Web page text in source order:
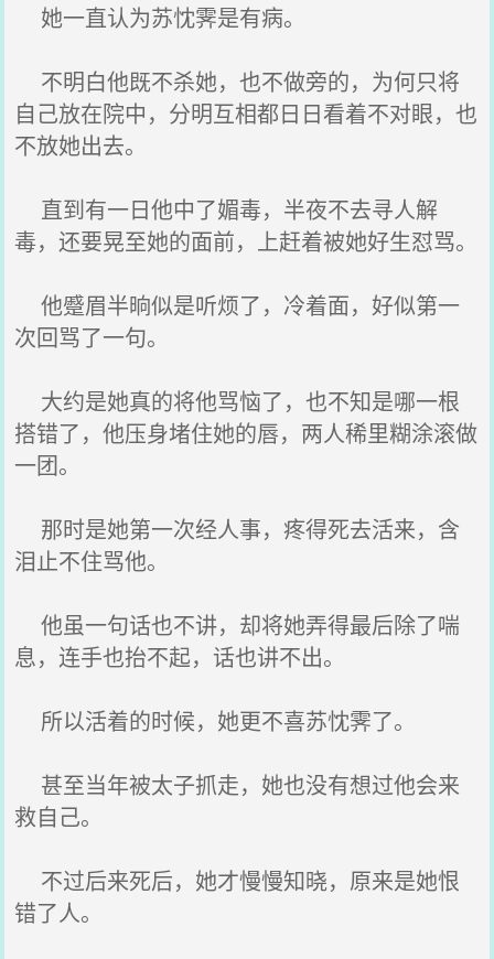
她一直认为苏忱霁是有病。
不明白他既不杀她，也不做旁的，为何只将
自己放在院中，分明互相都日日看着不对眼，也
不放她出去。
直到有一日他中了媚毒，半夜不去寻人解
毒，还要晃至她的面前，上赶着被她好生怼骂。
他蹙眉半晌似是听烦了，冷着面，好似第一
次回骂了一句。
大约是她真的将他骂恼了，也不知是哪一根
搭错了，他压身堵住她的唇，两人稀里糊涂滚做
一团。
那时是她第一次经人事，疼得死去活来，含
泪止不住骂他。
他虽一句话也不讲，却将她弄得最后除了喘
息，连手也抬不起，话也讲不出。
所以活着的时候，她更不喜苏忱霁了。
甚至当年被太子抓走，她也没有想过他会来
救自己。
不过后来死后，她才慢慢知晓，原来是她恨
错了人。